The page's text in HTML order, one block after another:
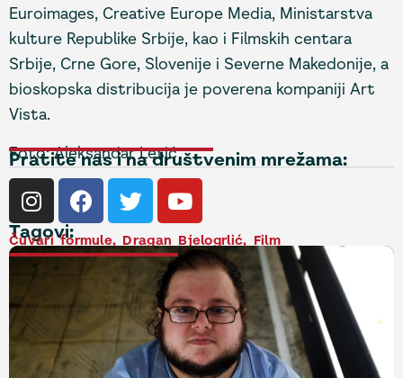
Euroimages, Creative Europe Media, Ministarstva
kulture Republike Srbije, kao i Filmskih centara
Srbije, Crne Gore, Slovenije i Severne Makedonije, a
bioskopska distribucija je poverena kompaniji Art
Vista.
Foto: Aleksandar Letić
Pratite nas i na društvenim mrežama:
Tagovi:
Čuvari formule, Dragan Bjelogrlić, Film
NAJNOVIJE VESTI